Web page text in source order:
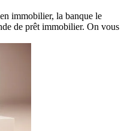
immobilier, la banque le
de prêt immobilier. On vous